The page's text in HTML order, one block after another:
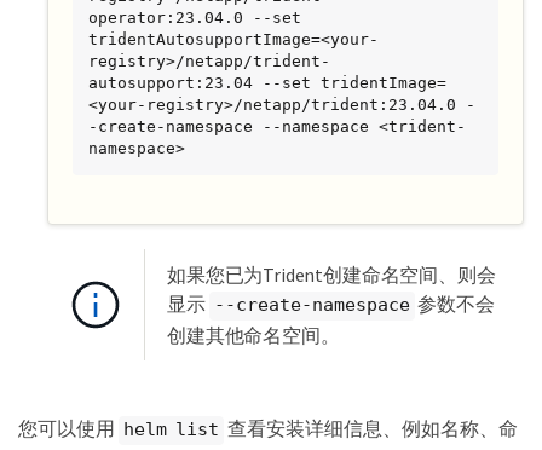
operator:23.04.0 --set
tridentAutosupportImage=<your-
registry>/netapp/trident-
autosupport:23.04 --set tridentImage=
<your-registry>/netapp/trident:23.04.0 -
-create-namespace --namespace <trident-
namespace>
如果您已为Trident创建命名空间、则会
显示 --create-namespace 参数不会
创建其他命名空间。
您可以使用 helm list 查看安装详细信息、例如名称、命